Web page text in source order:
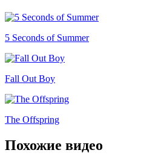
5 Seconds of Summer
Fall Out Boy
The Offspring
Похожие видео